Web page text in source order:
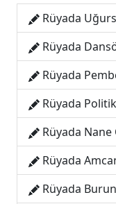
Rüyada
Rüyada
Rüyada
Rüyada
Rüyada
Rüyada
Rüyada